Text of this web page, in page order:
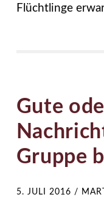
Flüchtlinge
Gute
Gruppe
5. JULI 2016 /